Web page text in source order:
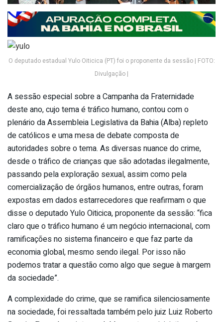
O deputado estadual Yulo Oiticica (PT) foi o proponente da sessão | FOTO:
Divulgação |
A sessão especial sobre a Campanha da Fraternidade
deste ano, cujo tema é tráfico humano, contou com o
plenário da Assembleia Legislativa da Bahia (Alba) repleto
de católicos e uma mesa de debate composta de
autoridades sobre o tema. As diversas nuance do crime,
desde o tráfico de crianças que são adotadas ilegalmente,
passando pela exploração sexual, assim como pela
comercialização de órgãos humanos, entre outras, foram
expostas em dados estarrecedores que reafirmam o que
disse o deputado Yulo Oiticica, proponente da sessão: “fica
claro que o tráfico humano é um negócio internacional, com
ramificações no sistema financeiro e que faz parte da
economia global, mesmo sendo ilegal. Por isso não
podemos tratar a questão como algo que segue à margem
da sociedade”.
A complexidade do crime, que se ramifica silenciosamente
na sociedade, foi ressaltada também pelo juiz Luiz Roberto